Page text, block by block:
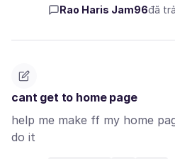
Rao Haris Jam96đã
cant get to home page
help me make ff my home
do it